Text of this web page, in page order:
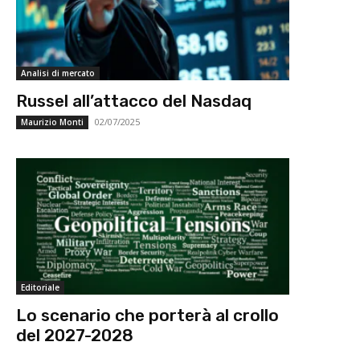
Analisi di mercato
Russel all’attacco del Nasdaq
Maurizio Monti 02/07/2025
Editoriale
Lo scenario che porterà al crollo
del 2027-2028